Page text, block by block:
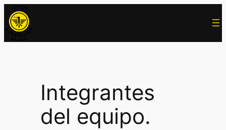
Saltar
al
Integrantes
del equipo.